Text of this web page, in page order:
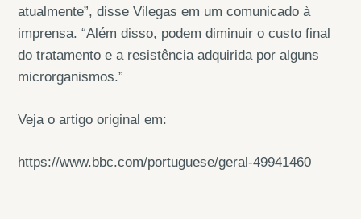
atualmente”, disse Vilegas em um comunicado à
imprensa. “Além disso, podem diminuir o custo final
do tratamento e a resistência adquirida por alguns
microrganismos.”
Veja o artigo original em:
https://www.bbc.com/portuguese/geral-49941460